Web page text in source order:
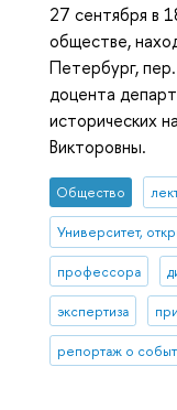
27 сентября в
обществе,
Петербург,
доцента
исторических
Викторовны.
Общество
Университет,
профессора
экспертиза
репортаж о